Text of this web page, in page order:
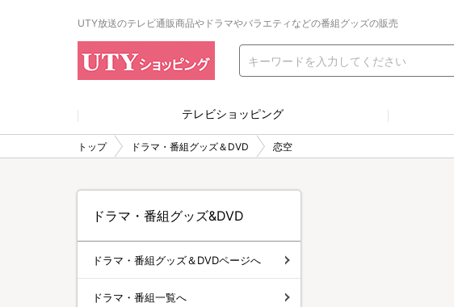
UTY放送のテレビ通販商品やドラマやバラエティなどの番組グッズの販売
テレビショッピング
トップ ドラマ・番組グッズ＆DVD 恋空
ドラマ・番組グッズ&DVD
ドラマ・番組グッズ＆DVDページへ
ドラマ・番組一覧へ